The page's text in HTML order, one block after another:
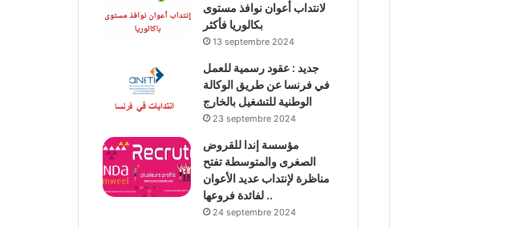
لانتداب أعوان نوافذ مستوى
بكالوريا فأكثر
13 septembre 2024
جديد : عقود رسمية للعمل
في فرنسا عن طريق الوكالة
الوطنية للتشغيل بالخارج
23 septembre 2024
مؤسسة إندا للقروض
الصغرى والمتوسطة تفتح
مناظرة لإنتداب عديد الأعوان
لفائدة فروعها ..
24 septembre 2024